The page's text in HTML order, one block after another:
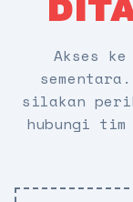
Akses
silakan
hubungi